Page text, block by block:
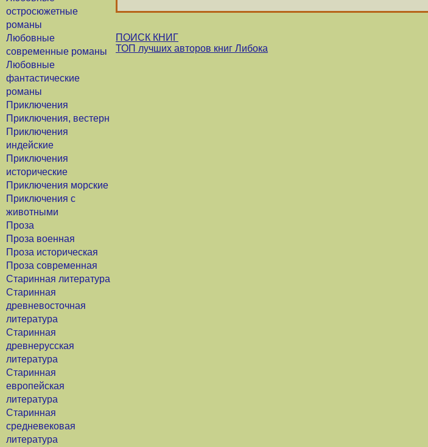
остросюжетные
романы
Любовные
современные романы
Любовные
фантастические
романы
Приключения
Приключения, вестерн
Приключения
индейские
Приключения
исторические
Приключения морские
Приключения с
животными
Проза
Проза военная
Проза историческая
Проза современная
Старинная литература
Старинная
древневосточная
литература
Старинная
древнерусская
литература
Старинная
европейская
литература
Старинная
средневековая
литература
ПОИСК КНИГ
ТОП лучших авторов книг Либока